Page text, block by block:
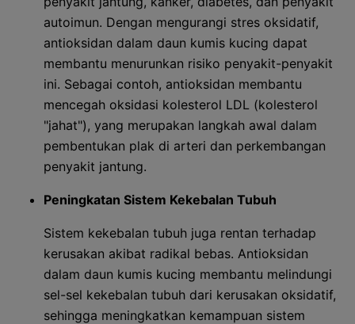
autoimun. Dengan mengurangi stres oksidatif,
antioksidan dalam daun kumis kucing dapat
membantu menurunkan risiko penyakit-penyakit
ini. Sebagai contoh, antioksidan membantu
mencegah oksidasi kolesterol LDL (kolesterol
"jahat"), yang merupakan langkah awal dalam
pembentukan plak di arteri dan perkembangan
penyakit jantung.
Peningkatan Sistem Kekebalan Tubuh
Sistem kekebalan tubuh juga rentan terhadap
kerusakan akibat radikal bebas. Antioksidan
dalam daun kumis kucing membantu melindungi
sel-sel kekebalan tubuh dari kerusakan oksidatif,
sehingga meningkatkan kemampuan sistem